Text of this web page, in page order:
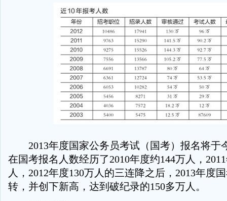
2013年度国家公务员考试（国考）报名将于
在国考报名人数经历了2010年度约144万人，
人，2012年度130万人的三连降之后，2013年度
转，并创下新高，达到破纪录的150多万人。